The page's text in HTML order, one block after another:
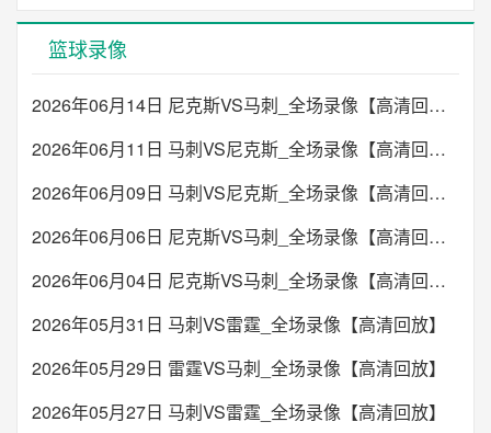
篮球录像
2026年06月14日 尼克斯VS马刺_全场录像【高清回放】
2026年06月11日 马刺VS尼克斯_全场录像【高清回放】
2026年06月09日 马刺VS尼克斯_全场录像【高清回放】
2026年06月06日 尼克斯VS马刺_全场录像【高清回放】
2026年06月04日 尼克斯VS马刺_全场录像【高清回放】
2026年05月31日 马刺VS雷霆_全场录像【高清回放】
2026年05月29日 雷霆VS马刺_全场录像【高清回放】
2026年05月27日 马刺VS雷霆_全场录像【高清回放】